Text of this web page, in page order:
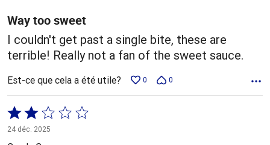
Way too sweet
I couldn't get past a single bite, these are
terrible! Really not a fan of the sweet sauce.
Est-ce que cela a été utile? 0 0
Coté
2 sur
5
24 déc. 2025